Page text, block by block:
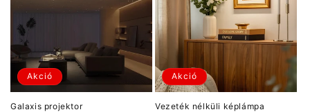
Akció
Galaxis projektor
Akció
Vezeték nélküli képlámpa